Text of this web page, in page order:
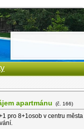
apartmánu (č. 166)
pro 8+1osob v centru města